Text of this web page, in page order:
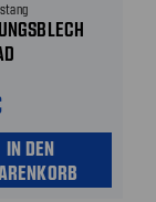
IN DEN